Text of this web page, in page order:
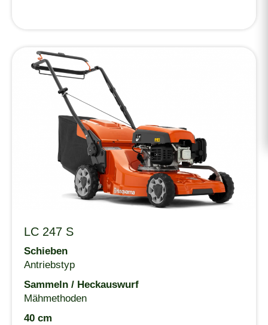
LC 247 S
Schieben
Antriebstyp
Sammeln / Heckauswurf
Mähmethoden
40 cm